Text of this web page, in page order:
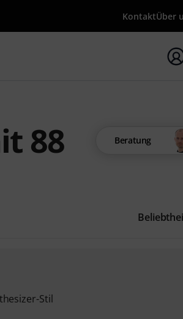
KontaktÜber
mit Suchwort {searchTerm} starten
88 Beratung
Stil